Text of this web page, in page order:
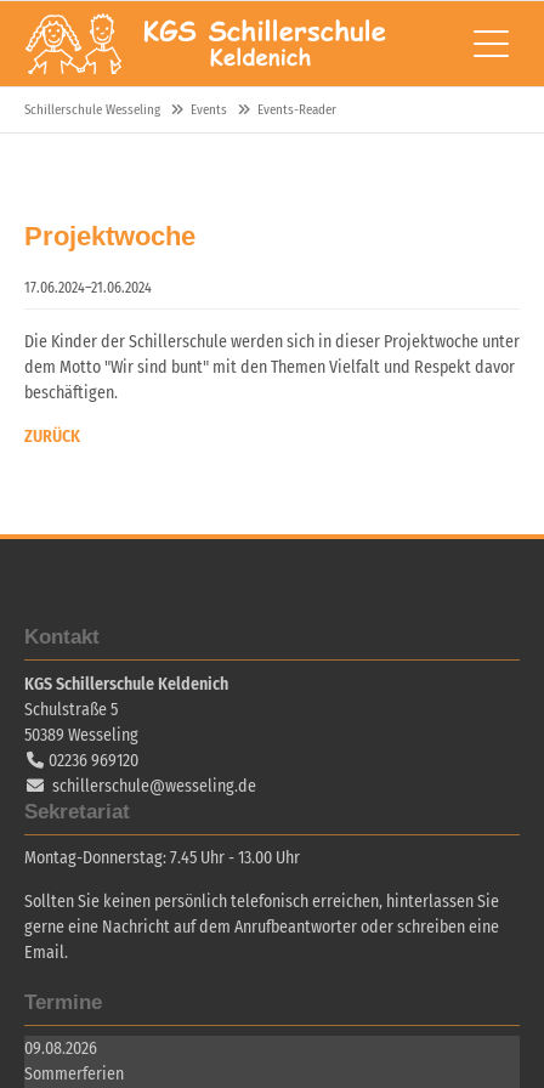
Schillerschule Wesseling Events Events-Reader
Projektwoche
17.06.2024–21.06.2024
Die Kinder der Schillerschule werden sich in dieser Projektwoche unter
dem Motto "Wir sind bunt" mit den Themen Vielfalt und Respekt davor
beschäftigen.
ZURÜCK
Kontakt
KGS Schillerschule Keldenich
Schulstraße 5
50389 Wesseling
02236 969120
schillerschule@wesseling.de
Sekretariat
Montag-Donnerstag: 7.45 Uhr - 13.00 Uhr
Sollten Sie keinen persönlich telefonisch erreichen, hinterlassen Sie
gerne eine Nachricht auf dem Anrufbeantworter oder schreiben eine
Email.
Termine
09.08.2026
Sommerferien